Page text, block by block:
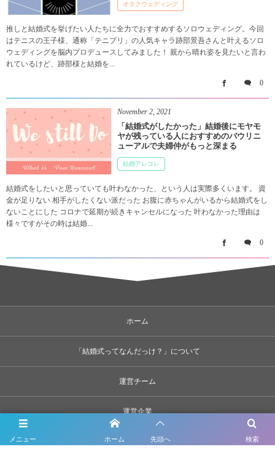
オタクウェディング
推しと結婚式を挙げたい人たちに全力でおすすめするソロウェディング。今回
はテニスの王子様、通称「テニプリ」の人気キャラ跡部景吾さんと叶えるソロ
ウェディングを脳内プロデュースしてみました！ 親から晴れ姿を見たいと言わ
れているけど、跡部様と結婚を...
0
November 2,2021
「結婚式がしたかった」結婚後にモヤモ
ヤが残っている人におすすめのバウリニ
ューアルで夫婦仲がもっと深まる
結婚アレコレ
結婚式をしたいと思っていても叶わなかった、という人は実際多くいます。 資
金が足りない 相手がしたくない派だった お腹に赤ちゃんがいるから結婚式をし
ないことにした コロナで延期が続きキャンセルになった 叶わなかった理由は
様々ですがその時は結婚...
0
ホーム
「結婚式ってなんだっけ？」について
運営チーム
運営企業
広告掲載・お問い合わせ
メニュー 検索
ホーム 先頭へ